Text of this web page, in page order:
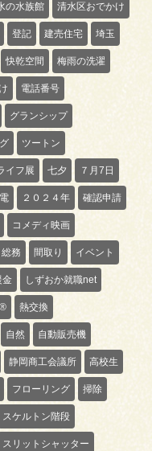
の水族館 清水区おでかけ
登記 建売住宅 埼玉
快乾空間 梅雨の洗濯
電話番号
グランシップ
ツートン
イフ展 七夕 ７月7日
２０２４年 確認申請
コメディ映画
総務 間取り イベント
金 しずおか就職net
熱交換
自然 自動販売機
静岡商工会議所 高校生
フローリング 掃除
スケルトン階段
スリットシャッター